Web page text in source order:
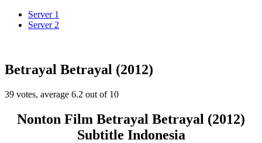
Server 1
Server 2
Betrayal Betrayal (2012)
39 votes, average 6.2 out of 10
Nonton Film Betrayal Betrayal (2012)
Subtitle Indonesia